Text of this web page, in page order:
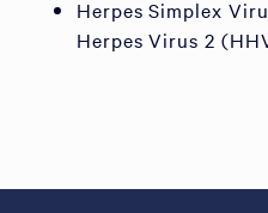
Herpes Simplex
Herpes Virus 2